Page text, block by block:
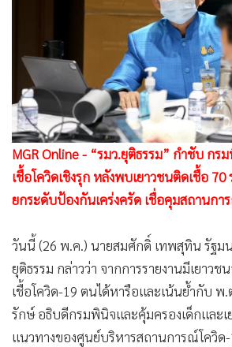
Good health & Well-being
Green Innovation & SD
Management & HR
MGR Live
Infographic
• การเมือง
ท่องเที่ยว
กีฬา
• Special Scoop
• เศรษฐกิจ-ธุรกิจ
• จีน
• ชุมชน-คุณภาพชีวิต
• อาชญากรรม
MGR Online - “รมว.ยุติธรรม” กำชับ กร
เชื้อโควิดเชิงรุก หลังพบเยาวชนติดเชื้อ
ยกระดับป้องกันเคร่งครัด เชื่อคุมสถานกา
วันนี้ (26 พ.ค.) นายสมศักดิ์ เทพสุทิน รัฐม
ยุติธรรม กล่าวว่า จากการรายงานมีเยาว
เชื้อโควิด-19 ตนได้หารือและเน้นย้ำกับ
รักษ์ อธิบดีกรมพินิจและคุ้มครองเด็กและเ
แนวทางของศูนย์บริหารสถานการณ์โควิด